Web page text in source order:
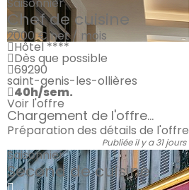
Chef de cuisine
2000 €net / mois
Hôtel ****
Dès que possible
69290
saint-genis-les-ollières
40h/sem.
Voir l'offre
Chargement de l'offre...
Préparation des détails de l'offre
Publiée il y a 31 jours
Saisonnier
Second de cuisine